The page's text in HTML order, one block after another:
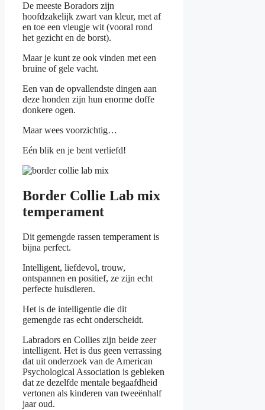
De meeste Boradors zijn
hoofdzakelijk zwart van kleur, met af
en toe een vleugje wit (vooral rond
het gezicht en de borst).
Maar je kunt ze ook vinden met een
bruine of gele vacht.
Een van de opvallendste dingen aan
deze honden zijn hun enorme doffe
donkere ogen.
Maar wees voorzichtig…
Eén blik en je bent verliefd!
Border Collie Lab mix
temperament
Dit gemengde rassen temperament is
bijna perfect.
Intelligent, liefdevol, trouw,
ontspannen en positief, ze zijn echt
perfecte huisdieren.
Het is de intelligentie die dit
gemengde ras echt onderscheidt.
Labradors en Collies zijn beide zeer
intelligent. Het is dus geen verrassing
dat uit onderzoek van de American
Psychological Association is gebleken
dat ze dezelfde mentale begaafdheid
vertonen als kinderen van tweeënhalf
jaar oud.